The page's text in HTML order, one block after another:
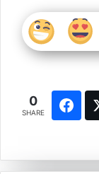
0
SHARE